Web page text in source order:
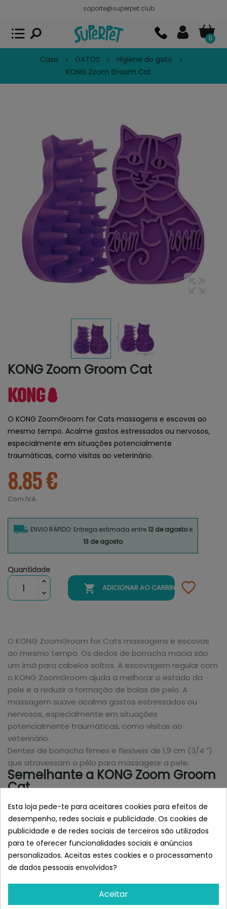
soporte@superpet.club
0
Casa GATOS
Higiene do gato
KONG Zoom Groom Cat
KONG Zoom Groom Cat
O KONG ZoomGroom for Cats massagens e escovas ao
mesmo tempo. Acalme gastos estressados ​​ou nervosos,
especialmente em situações potencialmente
traumáticas, como visitas ao veterinário.
8.85 €
Com IVA
ENVIO RÁPIDO: Entrega estimada entre12 de agostoe
13 de agosto
Quantidade
 ADICIONAR AO CARRINHO
O KONG ZoomGroom for Cats massagens e escovas
ao mesmo tempo. Os dedos de borracha macia são
um ímã para cabelos soltos. A escovagem regular com
o KONG ZoomGroom ajuda a melhorar o estado da
pele e a reduzir a formação de bolas de pelo. A
massagem suave acalma gastos estressados ​​ou
nervosos, especialmente em situações
potencialmente traumáticas, como visitas ao
veterinário.
Dentes de borracha firmes e flexíveis de 1,9 cm (3/4 ″)
que atravessam o pêlo para massagear a pele.
Semelhante a KONG Zoom Groom
Cat
Superpet, comida para mascotas
APP GRATIS - En Google Play
Esta loja pede-te para aceitares cookies para efeitos de
desempenho, redes sociais e publicidade. Os cookies de
publicidade e de redes sociais de terceiros são utilizados
para te oferecer funcionalidades sociais e anúncios
personalizados. Aceitas estes cookies e o processamento
de dados pessoais envolvidos?
Aceitar